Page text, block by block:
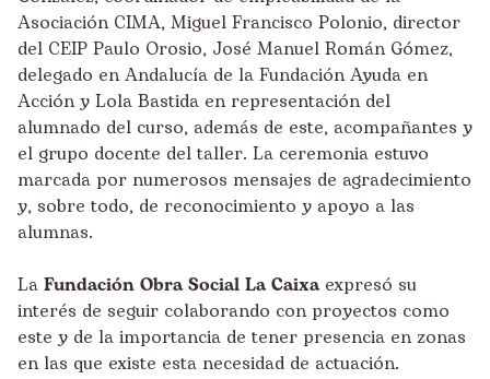
Asociación CIMA, Miguel Francisco Polonio, director
del CEIP Paulo Orosio, José Manuel Román Gómez,
delegado en Andalucía de la Fundación Ayuda en
Acción y Lola Bastida en representación del
alumnado del curso, además de este, acompañantes y
el grupo docente del taller. La ceremonia estuvo
marcada por numerosos mensajes de agradecimiento
y, sobre todo, de reconocimiento y apoyo a las
alumnas.
La Fundación Obra Social La Caixaexpresó su
interés de seguir colaborando con proyectos como
este y de la importancia de tener presencia en zonas
en las que existe esta necesidad de actuación.